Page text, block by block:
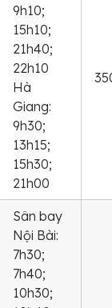
9h10;
15h10;
21h40;
22h10
Hà
Giang:
9h30;
13h15;
15h30;
21h00
Sân bay
Nội Bài:
7h30;
7h40;
10h30;